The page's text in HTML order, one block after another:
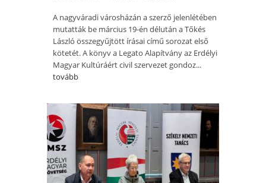
A nagyváradi városházán a szerző jelenlétében
mutatták be március 19-én délután a Tőkés
László összegyűjtött írásai című sorozat első
kötetét. A könyv a Legato Alapítvány az Erdélyi
Magyar Kultúráért civil szervezet gondoz...
tovább